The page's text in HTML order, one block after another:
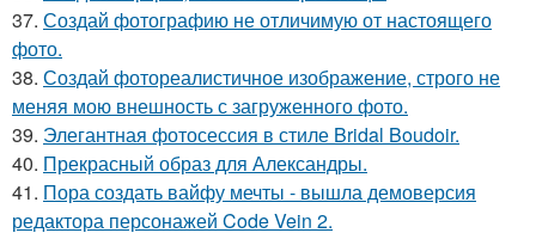
37. Создай фотографию не отличимую от настоящего
фото.
38. Создай фотореалистичное изображение, строго не
меняя мою внешность с загруженного фото.
39. Элегантная фотосессия в стиле Bridal Boudoir.
40. Прекрасный образ для Александры.
41. Пора создать вайфу мечты - вышла демоверсия
редактора персонажей Code Vein 2.